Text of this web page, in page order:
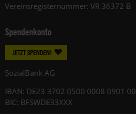
Vereinsregisternummer: VR 36372 B
Spendenkonto
JETZT SPENDEN!
SozialBank AG
IBAN: DE23 3702 0500 0008 0901 00
BIC: BFSWDE33XXX